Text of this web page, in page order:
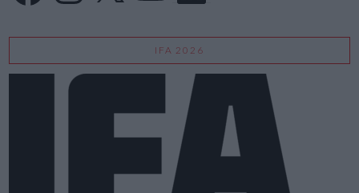
IFA 2026